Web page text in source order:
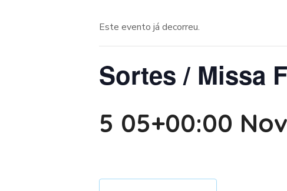
Este evento já decorreu.
Sortes / Missa
5 05+00:00